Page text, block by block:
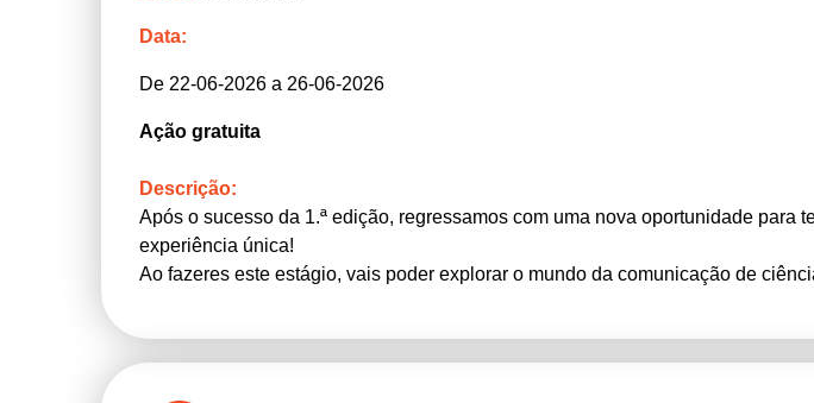
Data:
De 22-06-2026 a 26-06-2026
Ação gratuita
Descrição:
Após o sucesso da 1.ª edição, regressamos com uma nova oportunidade para
experiência única!
Ao fazeres este estágio, vais poder explorar o mundo da comunicação de
• Divulgação científica: Vais aprender a comunicar ciência de uma forma